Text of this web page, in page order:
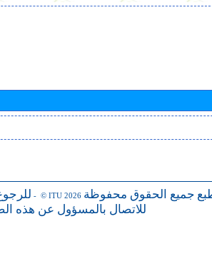
- © ITU 2026 جميع الحقوق محفوظة
للاتصال بالمسؤول عن هذه